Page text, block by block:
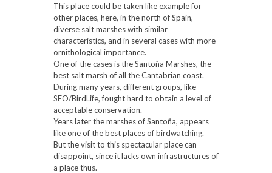
This place could be taken like example for
other places, here, in the north of Spain,
diverse salt marshes with similar
characteristics, and in several cases with more
ornithological importance.
One of the cases is the Santoña Marshes, the
best salt marsh of all the Cantabrian coast.
During many years, different groups, like
SEO/BirdLife, fought hard to obtain a level of
acceptable conservation.
Years later the marshes of Santoña, appears
like one of the best places of birdwatching.
But the visit to this spectacular place can
disappoint, since it lacks own infrastructures of
a place thus.